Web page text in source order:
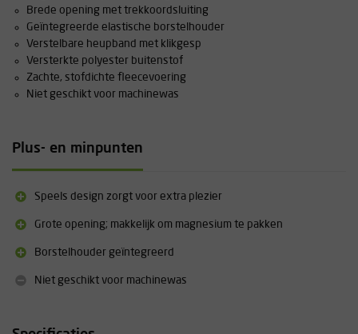
Brede opening met trekkoordsluiting
Geïntegreerde elastische borstelhouder
Verstelbare heupband met klikgesp
Versterkte polyester buitenstof
Zachte, stofdichte fleecevoering
Niet geschikt voor machinewas
Plus- en minpunten
Speels design zorgt voor extra plezier
Grote opening; makkelijk om magnesium te pakken
Borstelhouder geïntegreerd
Niet geschikt voor machinewas